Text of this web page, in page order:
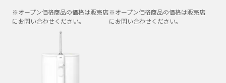
※オープン価格商品の価格は販売店
にお問い合わせください。
※オープン価格商品の価格は販売店
にお問い合わせください。